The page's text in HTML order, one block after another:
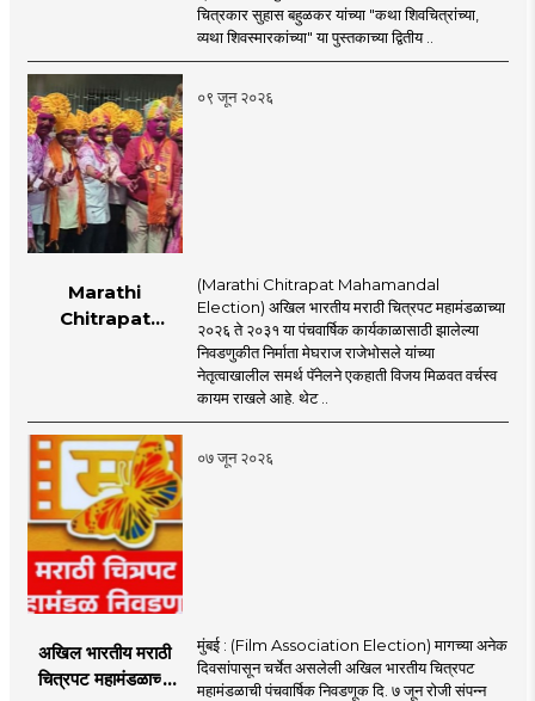
चित्रकार सुहास बहुळकर यांच्या "कथा शिवचित्रांच्या,
व्यथा शिवस्मारकांच्या" या पुस्तकाच्या द्वितीय ..
०९ जून २०२६
Marathi
Chitrapat
महामंडळावर समर्थ
पॅनेलचे वर्चस्व कायम!
(Marathi Chitrapat Mahamandal
Election) अखिल भारतीय मराठी चित्रपट महामंडळाच्या
२०२६ ते २०३१ या पंचवार्षिक कार्यकाळासाठी झालेल्या
निवडणुकीत निर्माता मेघराज राजेभोसले यांच्या
नेतृत्वाखालील समर्थ पॅनेलने एकहाती विजय मिळवत वर्चस्व
कायम राखले आहे. थेट ..
०७ जून २०२६
अखिल भारतीय मराठी
चित्रपट महामंडळाच्या
मुंबई : (Film Association Election) मागच्या अनेक
दिवसांपासून चर्चेत असलेली अखिल भारतीय चित्रपट
महामंडळाची पंचवार्षिक निवडणूक दि. ७ जून रोजी संपन्न